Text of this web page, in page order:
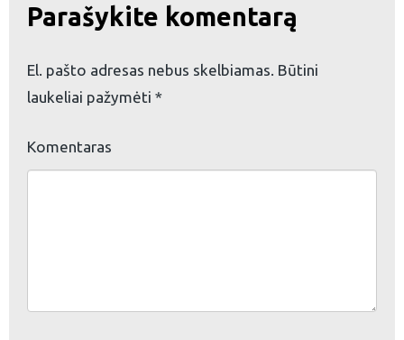
Parašykite komentarą
El. pašto adresas nebus skelbiamas. Būtini
laukeliai pažymėti *
Komentaras